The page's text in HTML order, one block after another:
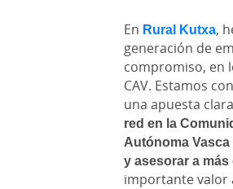
En Rural Kutxa,
generación de
compromiso, en
CAV. Estamos
una apuesta
red en la
Autónoma
y asesorar a
importante valor